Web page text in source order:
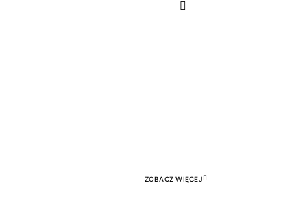
ZOBACZ WIĘCEJ